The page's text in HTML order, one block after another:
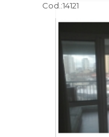
Cod.:14121